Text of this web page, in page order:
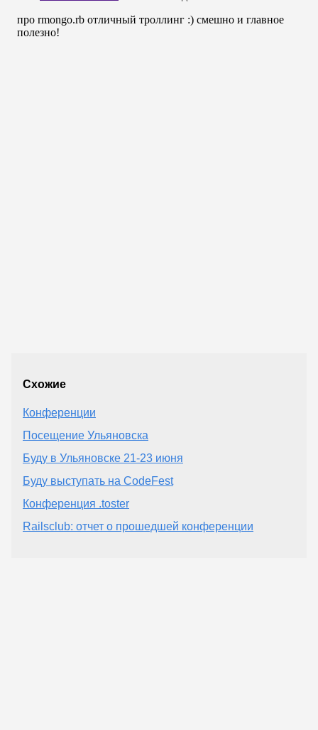
Схожие
Конференции
Посещение Ульяновска
Буду в Ульяновске 21-23 июня
Буду выступать на CodeFest
Конференция .toster
Railsclub: отчет о прошедшей конференции